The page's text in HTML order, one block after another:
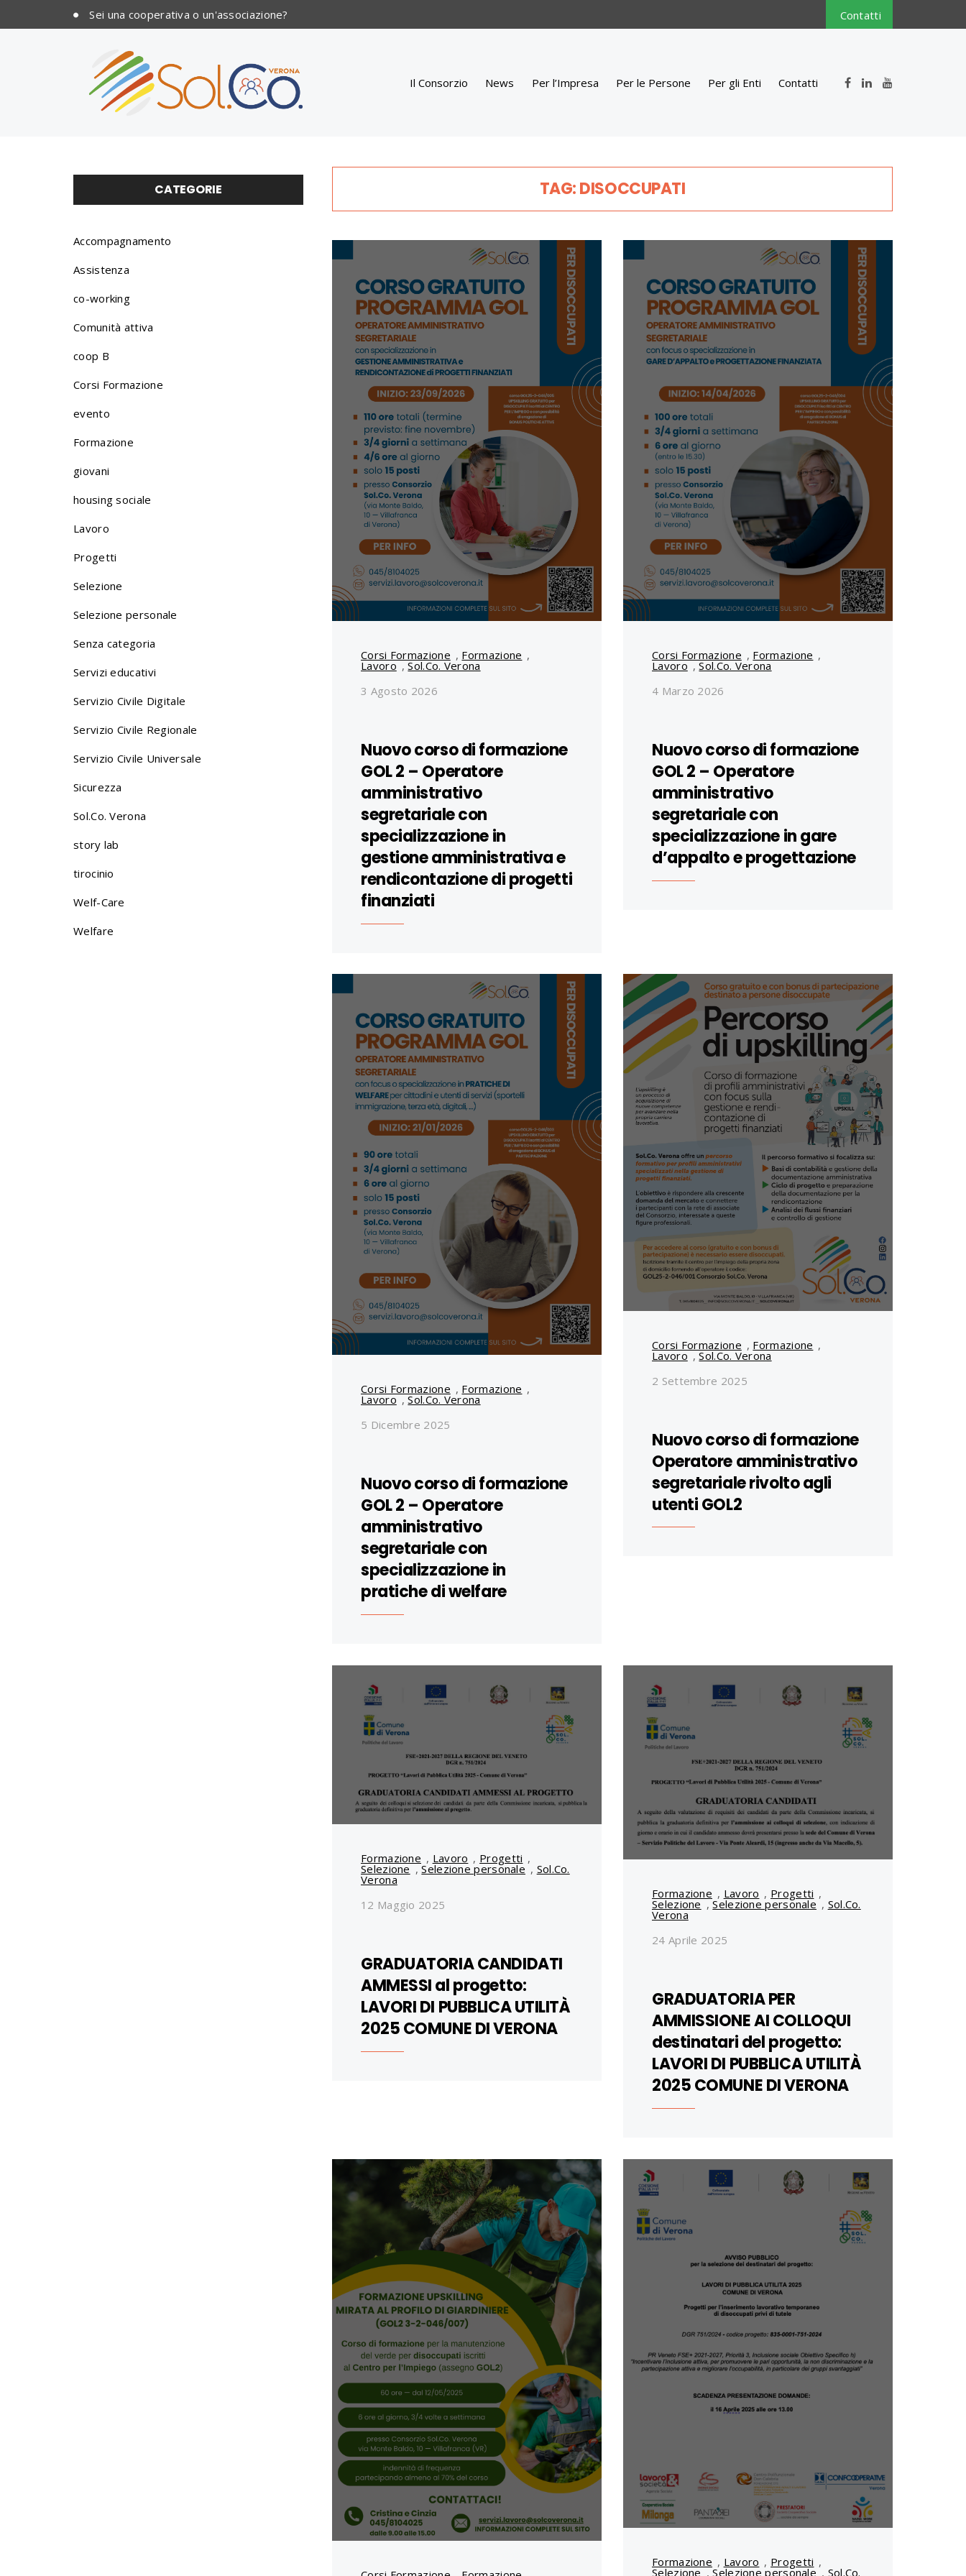
Sei una cooperativa o un'associazione? Contatti
Il Consorzio News Per l’Impresa Per le Persone Per gli Enti Contatti
TAG: DISOCCUPATI
Corsi Formazione , Formazione ,
Lavoro ,Sol.Co. Verona
3 Agosto 2026
Nuovo corso di formazione
GOL 2 – Operatore
amministrativo
segretariale con
specializzazione in
gestione amministrativa e
rendicontazione di progetti
finanziati
Corsi Formazione , Formazione ,
Lavoro ,Sol.Co. Verona
4 Marzo 2026
Nuovo corso di formazione
GOL 2 – Operatore
amministrativo
segretariale con
specializzazione in gare
d’appalto e progettazione
Corsi Formazione , Formazione ,
Lavoro ,Sol.Co. Verona
5 Dicembre 2025
Nuovo corso di formazione
GOL 2 – Operatore
amministrativo
segretariale con
specializzazione in
pratiche di welfare
Corsi Formazione , Formazione ,
Lavoro ,Sol.Co. Verona
2 Settembre 2025
Nuovo corso di formazione
Operatore amministrativo
segretariale rivolto agli
utenti GOL2
Formazione , Lavoro , Progetti ,
Selezione ,Selezione personale , Sol.Co.
Verona
12 Maggio 2025
GRADUATORIA CANDIDATI
AMMESSI al progetto:
LAVORI DI PUBBLICA UTILITÀ
2025 COMUNE DI VERONA
Formazione , Lavoro , Progetti ,
Selezione ,Selezione personale , Sol.Co.
Verona
24 Aprile 2025
GRADUATORIA PER
AMMISSIONE AI COLLOQUI
destinatari del progetto:
LAVORI DI PUBBLICA UTILITÀ
2025 COMUNE DI VERONA
Formazione , Lavoro , Progetti ,
Selezione ,Selezione personale , Sol.Co.
CATEGORIE
Accompagnamento
Assistenza
co-working
Comunità attiva
coop B
Corsi Formazione
evento
Formazione
giovani
housing sociale
Lavoro
Progetti
Selezione
Selezione personale
Senza categoria
Servizi educativi
Servizio Civile Digitale
Servizio Civile Regionale
Servizio Civile Universale
Sicurezza
Sol.Co. Verona
story lab
tirocinio
Welf-Care
Welfare